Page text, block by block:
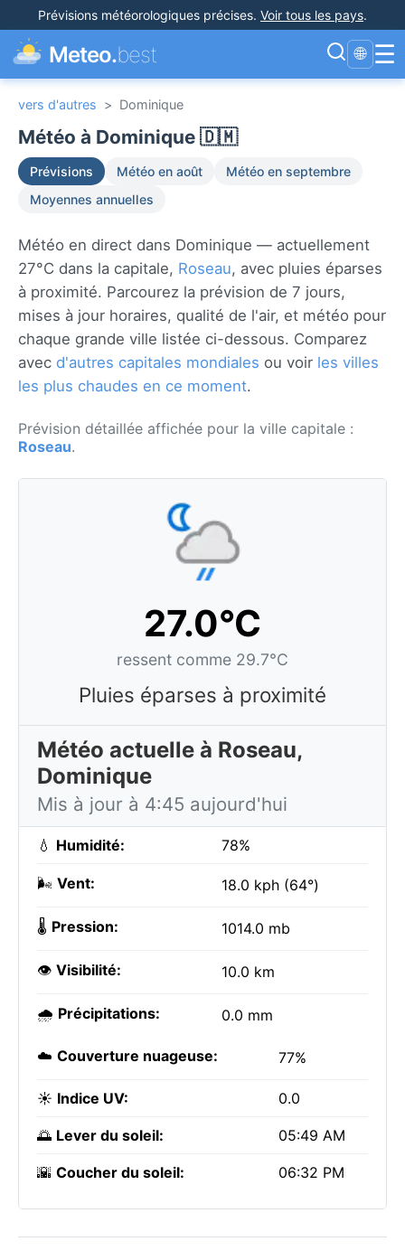
Prévisions météorologiques précises. Voir tous les pays.
Meteo.best 🌐 ☰
vers d'autres > Dominique
Météo à Dominique 🇩🇲
Prévisions Météo en août
Météo en septembre
Moyennes annuelles
Météo en direct dans Dominique — actuellement
27°C dans la capitale, Roseau, avec pluies éparses
à proximité. Parcourez la prévision de 7 jours,
mises à jour horaires, qualité de l'air, et météo pour
chaque grande ville listée ci-dessous. Comparez
avec d'autres capitales mondiales ou voir les villes
les plus chaudes en ce moment.
Prévision détaillée affichée pour la ville capitale :
Roseau.
27.0°C
ressent comme 29.7°C
Pluies éparses à proximité
Météo actuelle à Roseau,
Dominique
Mis à jour à 4:45 aujourd'hui
💧 Humidité: 78%
🌬️ Vent: 18.0 kph (64°)
🌡️ Pression: 1014.0 mb
👁️ Visibilité: 10.0 km
🌧️ Précipitations: 0.0 mm
☁️ Couverture nuageuse: 77%
☀️ Indice UV: 0.0
🌅 Lever du soleil: 05:49 AM
🌇 Coucher du soleil: 06:32 PM